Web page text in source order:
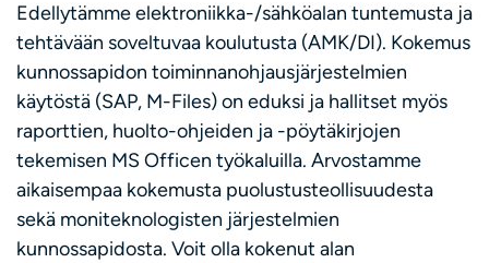
Edellytämme elektroniikka-/sähköalan tuntemusta ja
tehtävään soveltuvaa koulutusta (AMK/DI). Kokemus
kunnossapidon toiminnanohjausjärjestelmien
käytöstä (SAP, M-Files) on eduksi ja hallitset myös
raporttien, huolto-ohjeiden ja -pöytäkirjojen
tekemisen MS Officen työkaluilla. Arvostamme
aikaisempaa kokemusta puolustusteollisuudesta
sekä moniteknologisten järjestelmien
kunnossapidosta. Voit olla kokenut alan